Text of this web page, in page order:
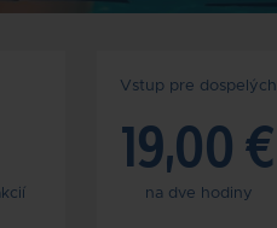
Vstup pre dospelých
19,00 €
na dve hodiny